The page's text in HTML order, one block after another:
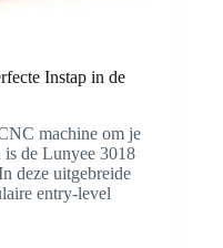
Instap in de
machine om je
is de Lunyee 3018
deze uitgebreide
entry-level